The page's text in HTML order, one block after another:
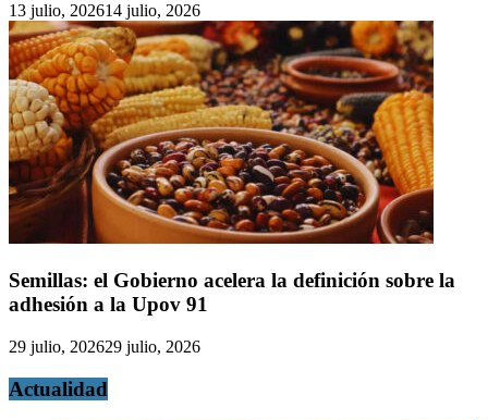
13 julio, 202614 julio, 2026
Semillas: el Gobierno acelera la definición sobre la
adhesión a la Upov 91
29 julio, 202629 julio, 2026
Actualidad